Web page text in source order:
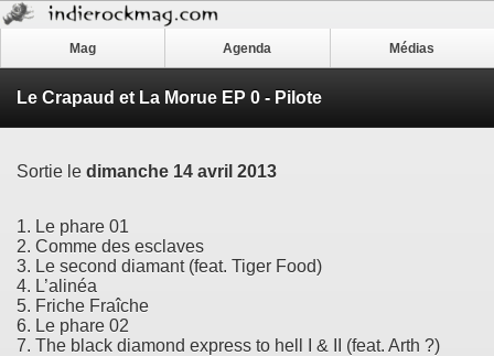
Mag Agenda Médias
Le Crapaud et La Morue EP 0 - Pilote
Sortie le dimanche 14 avril 2013
1. Le phare 01
2. Comme des esclaves
3. Le second diamant (feat. Tiger Food)
4. L’alinéa
5. Friche Fraîche
6. Le phare 02
7. The black diamond express to hell I & II (feat. Arth ?)